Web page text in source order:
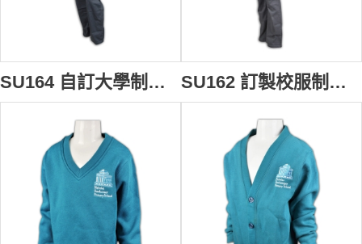
SU164 自訂大學制服搭配 印製logo校服 訂製校服款式 訂購團體制服 校服專門店 SU162 訂製校服制服 自訂大學校服套裝 獨家設計校服款式 制服生產商